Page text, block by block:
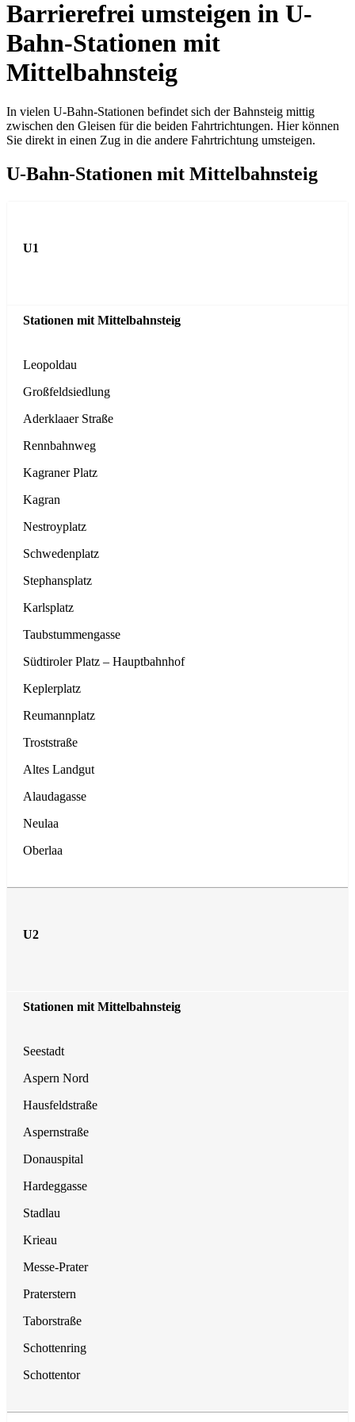
Barrierefrei umsteigen in U-
Bahn-Stationen mit
Mittelbahnsteig
In vielen U-Bahn-Stationen befindet sich der Bahnsteig mittig
zwischen den Gleisen für die beiden Fahrtrichtungen. Hier können
Sie direkt in einen Zug in die andere Fahrtrichtung umsteigen.
U-Bahn-Stationen mit Mittelbahnsteig
Linie
U1
Leopoldau
Großfeldsiedlung
Aderklaaer Straße
Rennbahnweg
Kagraner Platz
Kagran
Nestroyplatz
Schwedenplatz
Stephansplatz
Karlsplatz
Taubstummengasse
Südtiroler Platz – Hauptbahnhof
Keplerplatz
Reumannplatz
Troststraße
Altes Landgut
Alaudagasse
Neulaa
Oberlaa
U2
Seestadt
Aspern Nord
Hausfeldstraße
Aspernstraße
Donauspital
Hardeggasse
Stadlau
Krieau
Messe-Prater
Praterstern
Taborstraße
Schottenring
Schottentor